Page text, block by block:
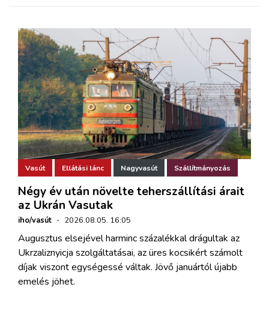
Vasút Ellátási lánc Nagyvasút Szállítmányozás
Négy év után növelte teherszállítási árait
az Ukrán Vasutak
iho/vasút · 2026.08.05. 16:05
Augusztus elsejével harminc százalékkal drágultak az
Ukrzaliznyicja szolgáltatásai, az üres kocsikért számolt
díjak viszont egységessé váltak. Jövő januártól újabb
emelés jöhet.